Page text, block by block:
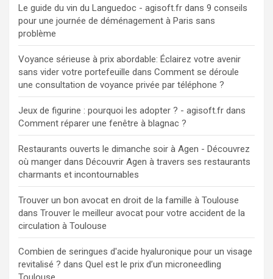
Le guide du vin du Languedoc - agisoft.fr dans 9 conseils
pour une journée de déménagement à Paris sans
problème
Voyance sérieuse à prix abordable: Éclairez votre avenir
sans vider votre portefeuille dans Comment se déroule
une consultation de voyance privée par téléphone ?
Jeux de figurine : pourquoi les adopter ? - agisoft.fr dans
Comment réparer une fenêtre à blagnac ?
Restaurants ouverts le dimanche soir à Agen - Découvrez
où manger dans Découvrir Agen à travers ses restaurants
charmants et incontournables
Trouver un bon avocat en droit de la famille à Toulouse
dans Trouver le meilleur avocat pour votre accident de la
circulation à Toulouse
Combien de seringues d'acide hyaluronique pour un visage
revitalisé ? dans Quel est le prix d’un microneedling